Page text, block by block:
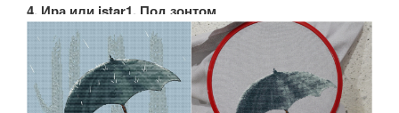
4. Ира или istar1, Под зонтом